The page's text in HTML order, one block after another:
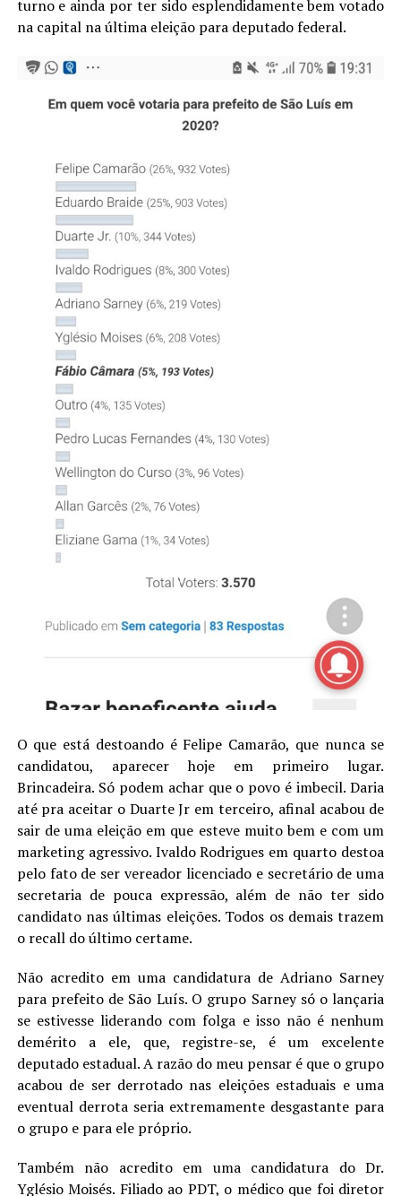
turno e ainda por ter sido esplendidamente bem votado
na capital na última eleição para deputado federal.
O que está destoando é Felipe Camarão, que nunca se
candidatou, aparecer hoje em primeiro lugar.
Brincadeira. Só podem achar que o povo é imbecil. Daria
até pra aceitar o Duarte Jr em terceiro, afinal acabou de
sair de uma eleição em que esteve muito bem e com um
marketing agressivo. Ivaldo Rodrigues em quarto destoa
pelo fato de ser vereador licenciado e secretário de uma
secretaria de pouca expressão, além de não ter sido
candidato nas últimas eleições. Todos os demais trazem
o recall do último certame.
Não acredito em uma candidatura de Adriano Sarney
para prefeito de São Luís. O grupo Sarney só o lançaria
se estivesse liderando com folga e isso não é nenhum
demérito a ele, que, registre-se, é um excelente
deputado estadual. A razão do meu pensar é que o grupo
acabou de ser derrotado nas eleições estaduais e uma
eventual derrota seria extremamente desgastante para
o grupo e para ele próprio.
Também não acredito em uma candidatura do Dr.
Yglésio Moisés. Filiado ao PDT, o médico que foi diretor